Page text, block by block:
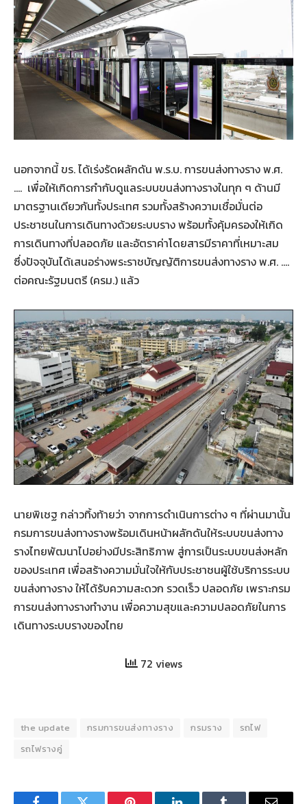
นอกจากนี้ ขร. ได้เร่งรัดผลักดัน พ.ร.บ. การขนส่งทางราง พ.ศ.
…. เพื่อให้เกิดการกำกับดูแลระบบขนส่งทางรางในทุก ๆ ด้านมี
มาตรฐานเดียวกันทั้งประเทศ รวมทั้งสร้างความเชื่อมั่นต่อ
ประชาชนในการเดินทางด้วยระบบราง พร้อมทั้งคุ้มครองให้เกิด
การเดินทางที่ปลอดภัย และอัตราค่าโดยสารมีราคาที่เหมาะสม
ซึ่งปัจจุบันได้เสนอร่างพระราชบัญญัติการขนส่งทางราง พ.ศ. ….
ต่อคณะรัฐมนตรี (ครม.) แล้ว
นายพิเชฐ กล่าวทิ้งท้ายว่า จากการดำเนินการต่าง ๆ ที่ผ่านมานั้น
กรมการขนส่งทางรางพร้อมเดินหน้าผลักดันให้ระบบขนส่งทาง
รางไทยพัฒนาไปอย่างมีประสิทธิภาพ สู่การเป็นระบบขนส่งหลัก
ของประเทศ เพื่อสร้างความมั่นใจให้กับประชาชนผู้ใช้บริการระบบ
ขนส่งทางราง ให้ได้รับความสะดวก รวดเร็ว ปลอดภัย เพราะกรม
การขนส่งทางรางทำงาน เพื่อความสุขและความปลอดภัยในการ
เดินทางระบบรางของไทย
72 views
the update กรมการขนส่งทางราง กรมราง
รถไฟ
รถไฟรางคู่